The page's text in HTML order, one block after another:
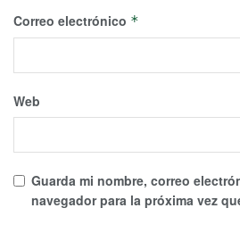
Correo electrónico *
Web
Guarda mi nombre, correo
navegador para la próxima vez